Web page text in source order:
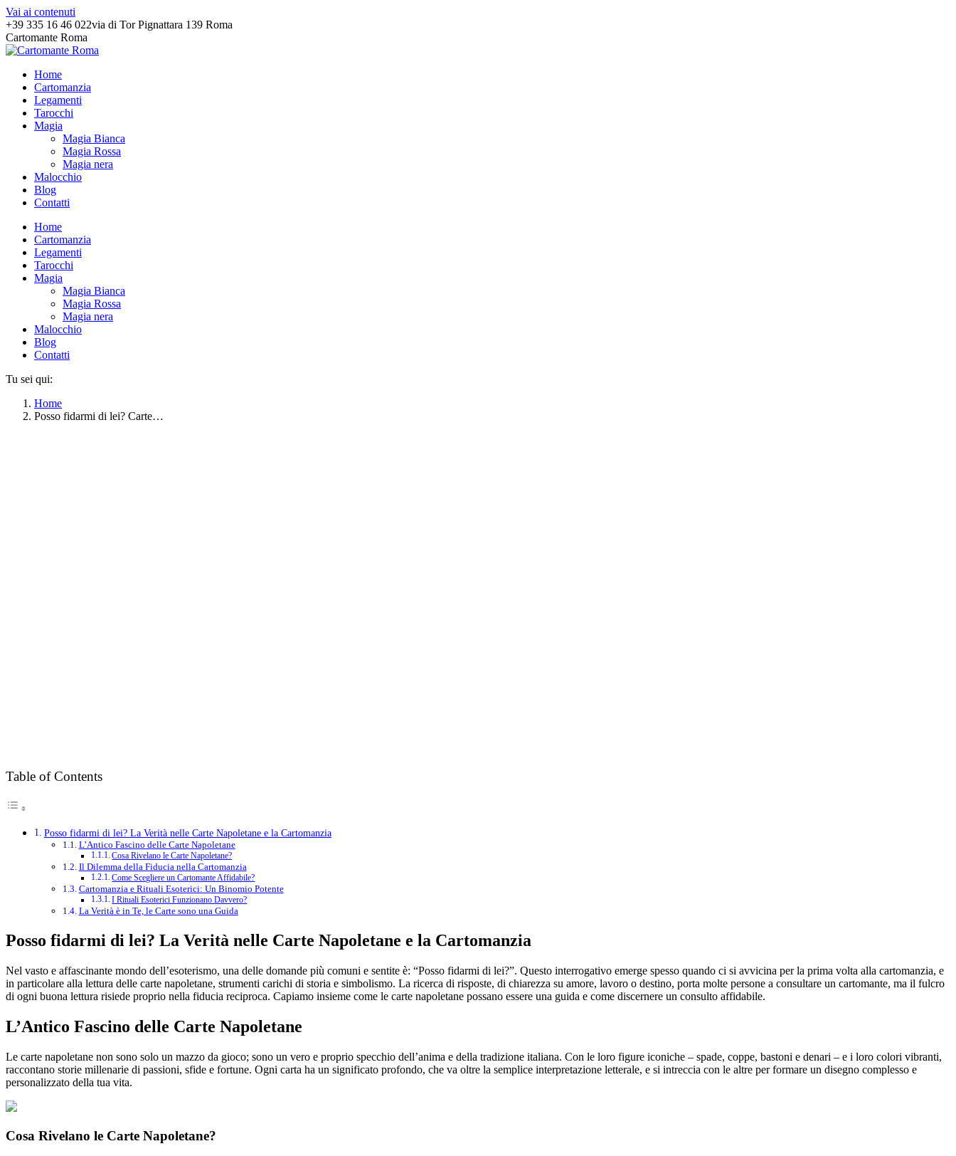
Vai ai contenuti
+39 335 16 46 022via di Tor Pignattara 139 Roma
Cartomante Roma
Home
Cartomanzia
Legamenti
Tarocchi
Magia
Magia Bianca
Magia Rossa
Magia nera
Malocchio
Blog
Contatti
Home
Cartomanzia
Legamenti
Tarocchi
Magia
Magia Bianca
Magia Rossa
Magia nera
Malocchio
Blog
Contatti
Tu sei qui:
Home
Posso fidarmi di lei? Carte…
Table of Contents
Posso fidarmi di lei? La Verità nelle Carte Napoletane e la Cartomanzia
L’Antico Fascino delle Carte Napoletane
Cosa Rivelano le Carte Napoletane?
Il Dilemma della Fiducia nella Cartomanzia
Come Scegliere un Cartomante Affidabile?
Cartomanzia e Rituali Esoterici: Un Binomio Potente
I Rituali Esoterici Funzionano Davvero?
La Verità è in Te, le Carte sono una Guida
Posso fidarmi di lei? La Verità nelle Carte Napoletane e la Cartomanzia
Nel vasto e affascinante mondo dell’esoterismo, una delle domande più comuni e sentite è: “Posso fidarmi di lei?”. Questo interrogativo emerge spesso quando ci si avvicina per la prima volta alla cartomanzia, e
in particolare alla lettura delle carte napoletane, strumenti carichi di storia e simbolismo. La ricerca di risposte, di chiarezza su amore, lavoro o destino, porta molte persone a consultare un cartomante, ma il fulcro
di ogni buona lettura risiede proprio nella fiducia reciproca. Capiamo insieme come le carte napoletane possano essere una guida e come discernere un consulto affidabile.
L’Antico Fascino delle Carte Napoletane
Le carte napoletane non sono solo un mazzo da gioco; sono un vero e proprio specchio dell’anima e della tradizione italiana. Con le loro figure iconiche – spade, coppe, bastoni e denari – e i loro colori vibranti,
raccontano storie millenarie di passioni, sfide e fortune. Ogni carta ha un significato profondo, che va oltre la semplice interpretazione letterale, e si intreccia con le altre per formare un disegno complesso e
personalizzato della tua vita.
Cosa Rivelano le Carte Napoletane?